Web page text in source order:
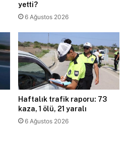
yetti?
6 Ağustos 2026
Haftalık trafik raporu: 73
kaza, 1 ölü, 21 yaralı
6 Ağustos 2026